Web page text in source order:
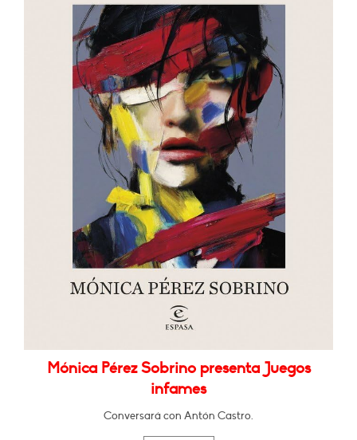
Mónica Pérez Sobrino presenta Juegos
infames
Conversará con Antón Castro.